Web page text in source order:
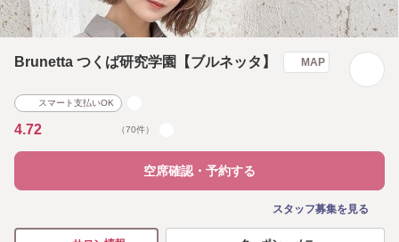
Brunetta つくば研究学園【ブルネッタ】 MAP
スマート支払いOK
4.72 （70件）
空席確認・予約する
スタッフ募集を見る